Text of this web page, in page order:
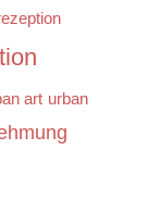
art urban